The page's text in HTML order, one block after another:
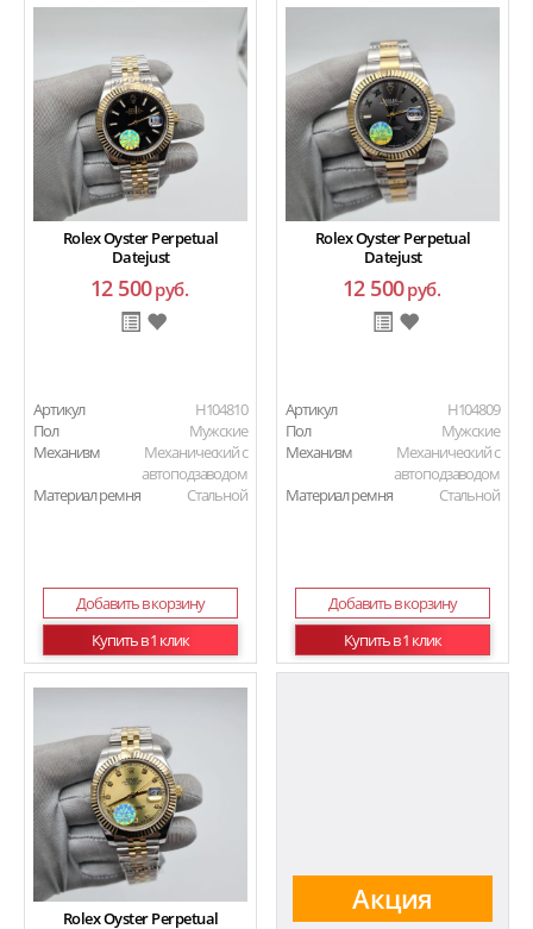
Rolex Oyster Perpetual
Datejust
12 500руб.
Артикул
H104810
Пол
Мужские
Механизм
Механический с
автоподзаводом
Материал ремня
Стальной
Добавить в корзину
Купить в 1 клик
Rolex Oyster Perpetual
Datejust
12 500руб.
Артикул
H104809
Пол
Мужские
Механизм
Механический с
автоподзаводом
Материал ремня
Стальной
Добавить в корзину
Купить в 1 клик
Rolex Oyster Perpetual
Акция